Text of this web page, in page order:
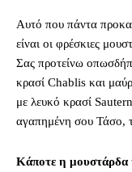
Αυτό που πάντα
είναι οι φρέσκιες
Σας προτείνω
κρασί Chablis και
με λευκό κρασί
αγαπημένη σου Τάσο,
Κάποτε η μουστάρδα